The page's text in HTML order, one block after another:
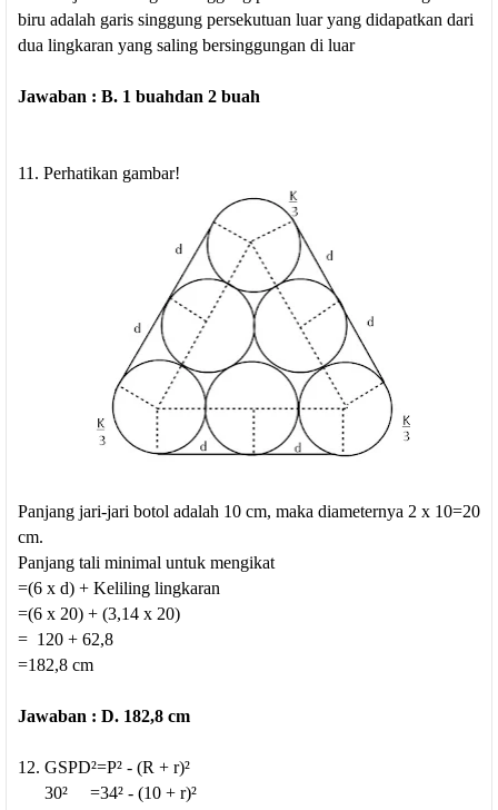
biru adalah garis singgung persekutuan luar yang didapatkan dari
dua lingkaran yang saling bersinggungan di luar
Jawaban : B. 1 buahdan 2 buah
11. Perhatikan gambar!
Panjang jari-jari botol adalah 10 cm, maka diameternya 2 x 10=20
cm.
Panjang tali minimal untuk mengikat
=(6 x d) + Keliling lingkaran
=(6 x 20) + (3,14 x 20)
= 120 + 62,8
=182,8 cm
Jawaban : D. 182,8 cm
12. GSPD²=P² - (R + r)²
30² =34² - (10 + r)²